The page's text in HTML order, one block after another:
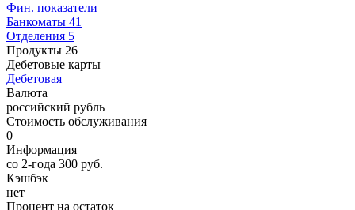
Фин. показатели
Банкоматы 41
Отделения 5
Продукты 26
Дебетовые карты
Дебетовая
Валюта
российский рубль
Стоимость обслуживания
0
Информация
со 2-года 300 руб.
Кэшбэк
нет
Процент на остаток